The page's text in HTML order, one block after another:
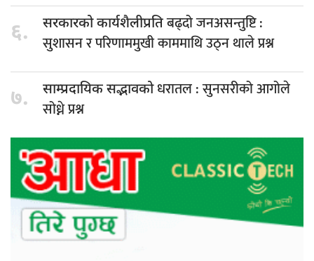
६. सरकारको कार्यशैलीप्रतिबढ्दो जनअसन्तुष्टि :
सुशासन र परिणाममुखी काममाथि उठ्न थाले प्रश्न
७. साम्प्रदायिक सद्भावकोधरातल : सुनसरीको आगोले
सोध्ने प्रश्न